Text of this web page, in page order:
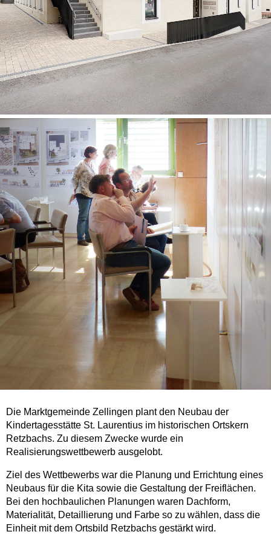
Die Marktgemeinde Zellingen plant den Neubau der
Kindertagesstätte St. Laurentius im historischen Ortskern
Retzbachs. Zu diesem Zwecke wurde ein
Realisierungswettbewerb ausgelobt.
Ziel des Wettbewerbs war die Planung und Errichtung eines
Neubaus für die Kita sowie die Gestaltung der Freiflächen.
Bei den hochbaulichen Planungen waren Dachform,
Materialität, Detaillierung und Farbe so zu wählen, dass die
Einheit mit dem Ortsbild Retzbachs gestärkt wird.